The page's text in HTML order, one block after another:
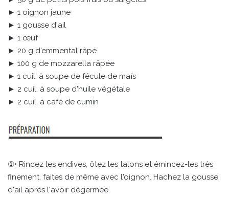
► 1 oignon jaune
► 1 gousse d'ail
► 1 œuf
► 20 g d'emmental râpé
► 100 g de mozzarella râpée
► 1 cuil. à soupe de fécule de maïs
► 2 cuil. à soupe d'huile végétale
► 2 cuil. à café de cumin
①• Rincez les endives, ôtez les talons et émincez-les très
finement, faites de même avec l'oignon. Hachez la gousse
d'ail après l'avoir dégermée.